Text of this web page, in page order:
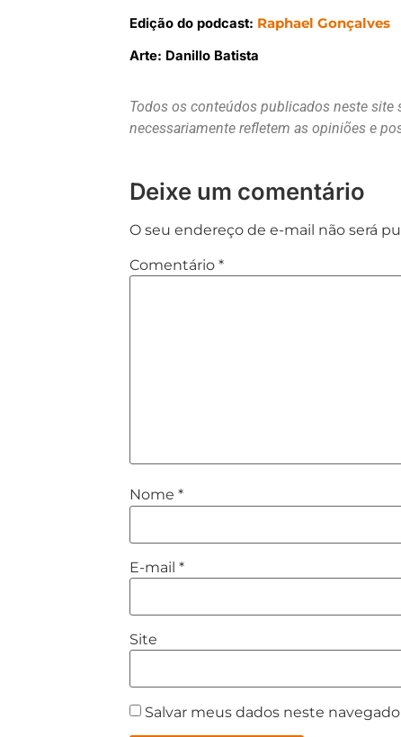
Edição do podcast: Raphael Gonçalves
Arte: Danillo Batista
Todos os conteúdos publicados neste site
necessariamente refletem as opiniões e
Deixe um comentário
O seu endereço de e-mail não será
Comentário*
Nome*
E-mail*
Site
Salvar meus dados neste